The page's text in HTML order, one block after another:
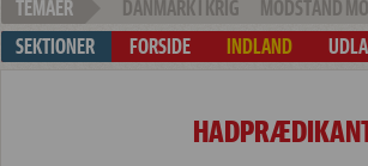
DANMARK I KRIG MODSTAND
FORSIDE
INDLAND